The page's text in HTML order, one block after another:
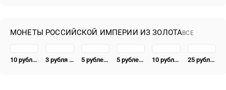
МОНЕТЫ РОССИЙСКОЙ ИМПЕРИИ ИЗ ЗОЛОТАВСЕ
10 рублей 1762, СПБ, Пётр III 3 рубля 1882, СПБ-НФ 5 рублей 1900, ФЗ 5 рублей 1895, АГ, полуимпериал 10 рублей 1901, АР 25 рублей 1896, *, коронация Николая II